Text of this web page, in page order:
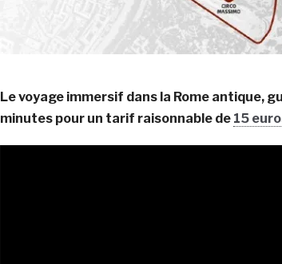
Le voyage immersif dans la Rome antique,
minutes pour un tarif raisonnable de 15